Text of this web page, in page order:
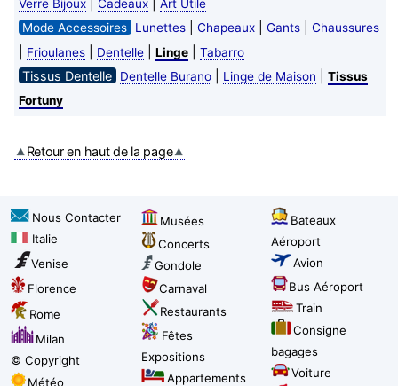
Verre Bijoux Cadeaux
Art Utile
Mode Accessoires
Lunettes| Chapeaux| Gants| Chaussures
Frioulanes| Dentelle| Linge| Tabarro
Tissus Dentelle Dentelle Burano| Linge de Maison
Tissus
Fortuny
Retour en haut de la page
Nous Contacter
Italie
Venise
Florence
Rome
Milan
© Copyright
Météo
Musées
Concerts
Gondole
Carnaval
Restaurants
Fêtes
Expositions
Appartements
Bateaux
Aéroport
Avion
Bus Aéroport
Train
Consigne
bagages
Voiture